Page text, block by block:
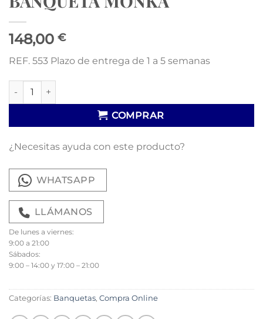
148,00 €
REF. 553 Plazo de entrega de 1 a 5 semanas
BANQUETA MONKA cantidad
COMPRAR
¿Necesitas ayuda con este producto?
WHATSAPP
LLÁMANOS
De lunes a viernes:
9:00 a 21:00
Sábados:
9:00 – 14:00 y 17:00 – 21:00
Categorías: Banquetas, Compra Online